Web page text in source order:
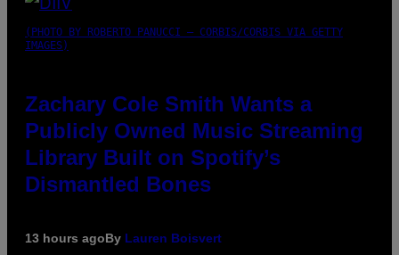
(PHOTO BY ROBERTO PANUCCI – CORBIS/CORBIS VIA GETTY
IMAGES)
Zachary Cole Smith Wants a
Publicly Owned Music Streaming
Library Built on Spotify’s
Dismantled Bones
13 hours agoBy Lauren Boisvert